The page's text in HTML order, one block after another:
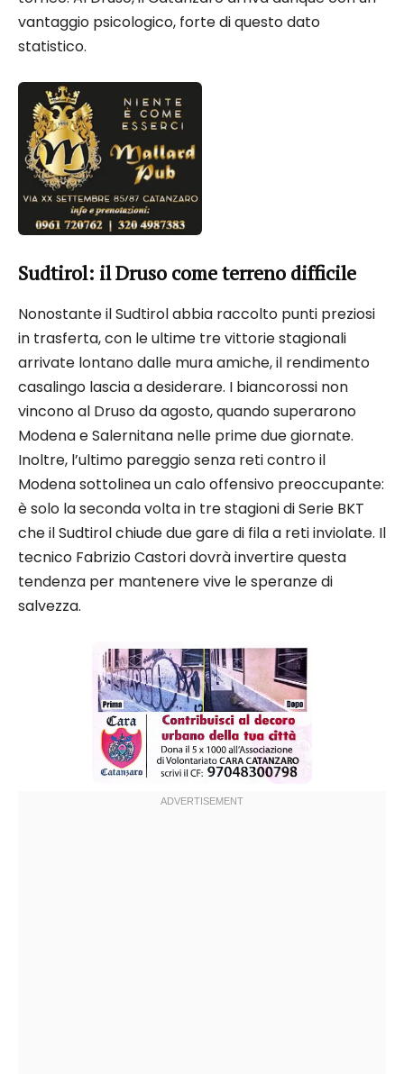
vantaggio psicologico, forte di questo dato
statistico.
Sudtirol: il Druso come terreno difficile
Nonostante il Sudtirol abbia raccolto punti preziosi
in trasferta, con le ultime tre vittorie stagionali
arrivate lontano dalle mura amiche, il rendimento
casalingo lascia a desiderare. I biancorossi non
vincono al Druso da agosto, quando superarono
Modena e Salernitana nelle prime due giornate.
Inoltre, l’ultimo pareggio senza reti contro il
Modena sottolinea un calo offensivo preoccupante:
è solo la seconda volta in tre stagioni di Serie BKT
che il Sudtirol chiude due gare di fila a reti inviolate. Il
tecnico Fabrizio Castori dovrà invertire questa
tendenza per mantenere vive le speranze di
salvezza.